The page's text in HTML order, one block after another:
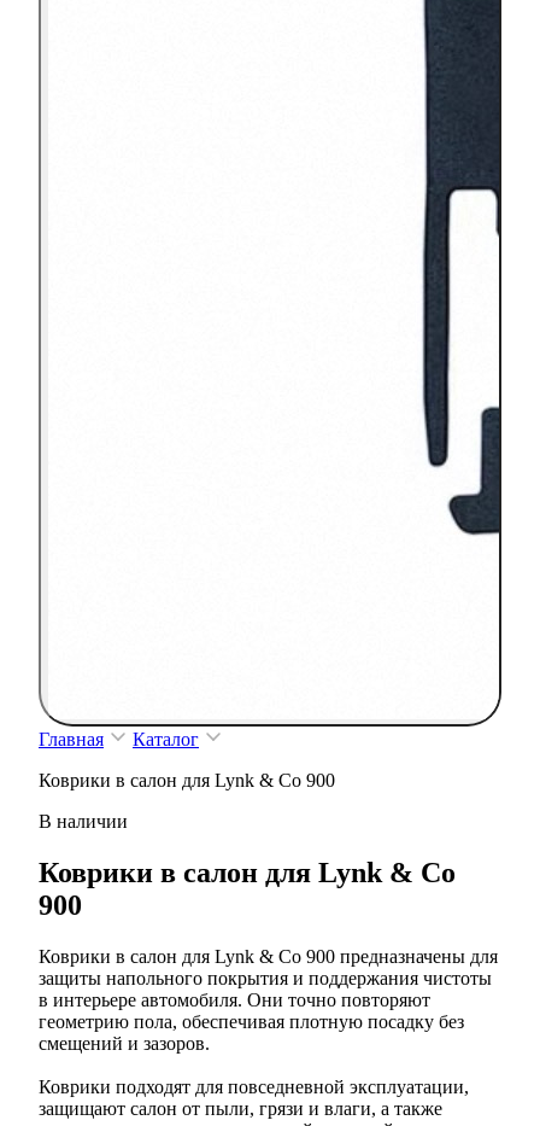
Главная
Каталог
Коврики в салон для Lynk & Co 900
В наличии
Коврики в салон для Lynk & Co
900
Коврики в салон для Lynk & Co 900 предназначены для
защиты напольного покрытия и поддержания чистоты
в интерьере автомобиля. Они точно повторяют
геометрию пола, обеспечивая плотную посадку без
смещений и зазоров.
Коврики подходят для повседневной эксплуатации,
защищают салон от пыли, грязи и влаги, а также